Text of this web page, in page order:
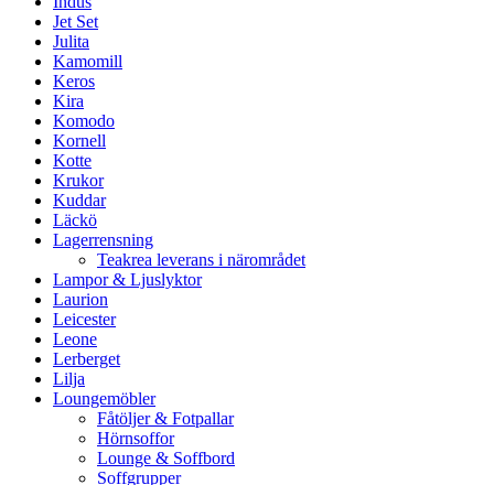
Jet Set
Julita
Kamomill
Keros
Kira
Komodo
Kornell
Kotte
Krukor
Kuddar
Läckö
Lagerrensning
Teakrea leverans i närområdet
Lampor & Ljuslyktor
Laurion
Leicester
Leone
Lerberget
Lilja
Loungemöbler
Fåtöljer & Fotpallar
Hörnsoffor
Lounge & Soffbord
Soffgrupper